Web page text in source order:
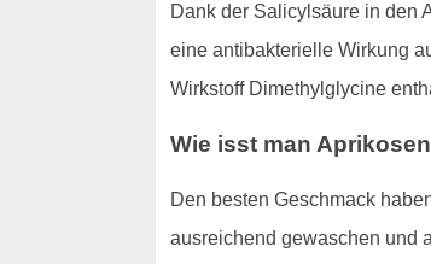
Dank der Salicylsäure in den
eine antibakterielle Wirkung
Wirkstoff Dimethylglycine
Wie isst man
Den besten Geschmack
ausreichend gewaschen und